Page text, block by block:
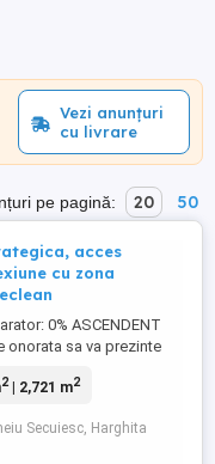
Vezi anunțuri
cu livrare
pe pagină: 20 50
acces
cu zona
0% ASCENDENT
onorata sa va prezinte
directa catre
intr-un pol industrial
Odorheiu Secuiesc. O
2| 2,721 m2
Secuiesc, Harghita